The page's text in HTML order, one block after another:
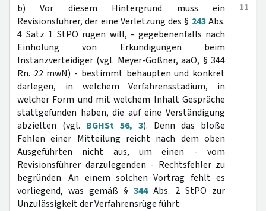
11
b) Vor diesem Hintergrund muss ein
Revisionsführer, der eine Verletzung des § 243Abs.
4 Satz 1 StPO rügen will, - gegebenenfalls nach
Einholung von Erkundigungen beim
Instanzverteidiger (vgl. Meyer-Goßner, aaO, § 344
Rn. 22 mwN) - bestimmt behaupten und konkret
darlegen, in welchem Verfahrensstadium, in
welcher Form und mit welchem Inhalt Gespräche
stattgefunden haben, die auf eine Verständigung
abzielten (vgl. BGHSt 56, 3). Denn das bloße
Fehlen einer Mitteilung reicht nach dem oben
Ausgeführten nicht aus, um einen - vom
Revisionsführer darzulegenden - Rechtsfehler zu
begründen. An einem solchen Vortrag fehlt es
vorliegend, was gemäß § 344Abs. 2 StPO zur
Unzulässigkeit der Verfahrensrüge führt.